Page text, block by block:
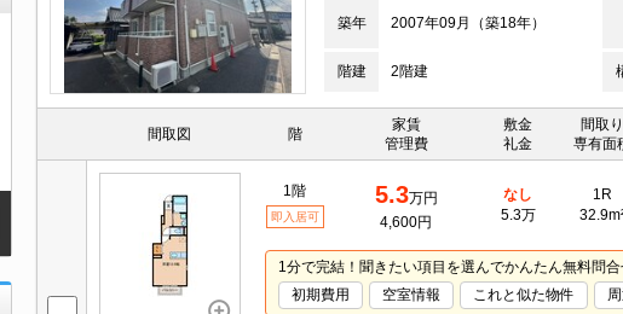
築年
2007年09月（築18年）
階建 2階建
間取図 階
家賃
管理費
敷金
礼金
間取り
専有面
1階
即入居可
5.3万円
4,600円
なし
5.3万
1R
1分で完結！聞きたい項目を選んでかんたん無料問合
初期費用
空室情報 これと似た物件